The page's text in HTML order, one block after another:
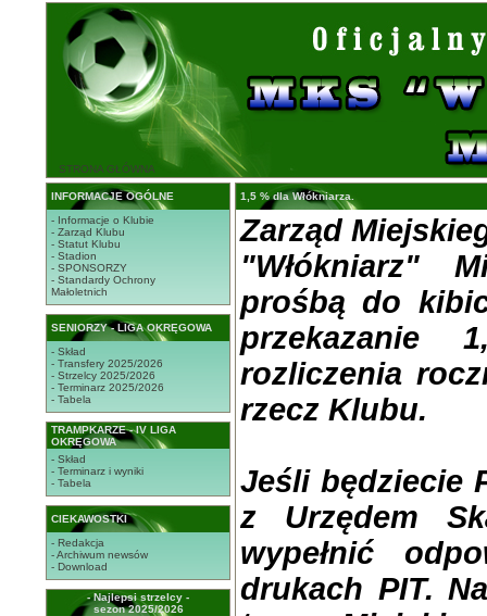
STRONA GŁÓWNA
INFORMACJE OGÓLNE
- Informacje o Klubie
- Zarząd Klubu
- Statut Klubu
- Stadion
- SPONSORZY
- Standardy Ochrony
Małoletnich
SENIORZY - LIGA OKRĘGOWA
- Skład
- Transfery 2025/2026
- Strzelcy 2025/2026
- Terminarz 2025/2026
- Tabela
TRAMPKARZE - IV LIGA
OKRĘGOWA
- Skład
- Terminarz i wyniki
- Tabela
CIEKAWOSTKI
- Redakcja
- Archiwum newsów
- Download
- Najlepsi strzelcy -
sezon 2025/2026
1,5 % dla Włókniarza.
Zarząd
"Włókniarz"
prośbą do
rozliczenia
rzecz Klubu.
Jeśli będziecie
z Urzędem
wypełnić
drukach PIT.